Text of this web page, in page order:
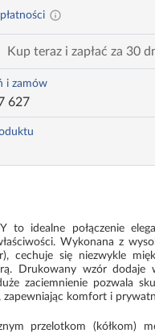
Kup teraz i zapłać za 30
i zamów
627
to idealne połączenie
Wykonana z
cechuje się niezwykle
Drukowany wzór dodaje
zaciemnienie pozwala
zapewniając komfort i
przelotkom (kółkom)